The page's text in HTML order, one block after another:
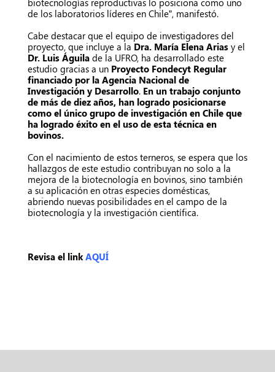
biotecnologías reproductivas lo posiciona como uno
de los laboratorios líderes en Chile”, manifestó.
Cabe destacar que el equipo de investigadores del
proyecto, que incluye a la Dra. María Elena Arias y el
Dr. Luis Águila de la UFRO, ha desarrollado este
estudio gracias a un Proyecto Fondecyt Regular
financiado por la Agencia Nacional de
Investigación y Desarrollo. En un trabajo conjunto
de más de diez años, han logrado posicionarse
como el único grupo de investigación en Chile que
ha logrado éxito en el uso de esta técnica en
bovinos.
Con el nacimiento de estos terneros, se espera que los
hallazgos de este estudio contribuyan no solo a la
mejora de la biotecnología en bovinos, sino también
a su aplicación en otras especies domésticas,
abriendo nuevas posibilidades en el campo de la
biotecnología y la investigación científica.
Revisa el linkAQUÍ